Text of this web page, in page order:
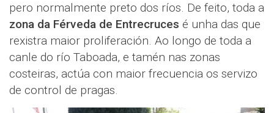
pero normalmente preto dos ríos. De feito, toda a
zona da Férveda de Entrecruces é unha das que
rexistra maior proliferación. Ao longo de toda a
canle do río Taboada, e tamén nas zonas
costeiras, actúa con maior frecuencia os servizo
de control de pragas.